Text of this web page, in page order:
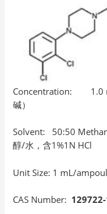
Concentration: 1.0
碱）
Solvent: 50:50
醇/水，含1%1N HCl
Unit Size: 1 mL/
CAS Number: